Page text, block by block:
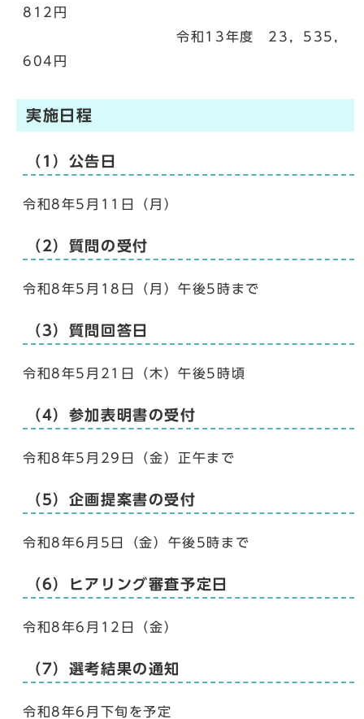
812円
令和13年度 23，535，
604円
実施日程
（1）公告日
令和8年5月11日（月）
（2）質問の受付
令和8年5月18日（月）午後5時まで
（3）質問回答日
令和8年5月21日（木）午後5時頃
（4）参加表明書の受付
令和8年5月29日（金）正午まで
（5）企画提案書の受付
令和8年6月5日（金）午後5時まで
（6）ヒアリング審査予定日
令和8年6月12日（金）
（7）選考結果の通知
令和8年6月下旬を予定